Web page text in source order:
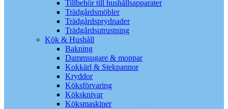
Tillbehör till hushållsapparater
Trädgårdsmöbler
Trädgårdsprydnader
Trädgårdsutrustning
Kök & Hushåll
Bakning
Dammsugare & moppar
Kokkärl & Stekpannor
Kryddor
Köksförvaring
Köksknivar
Köksmaskiner